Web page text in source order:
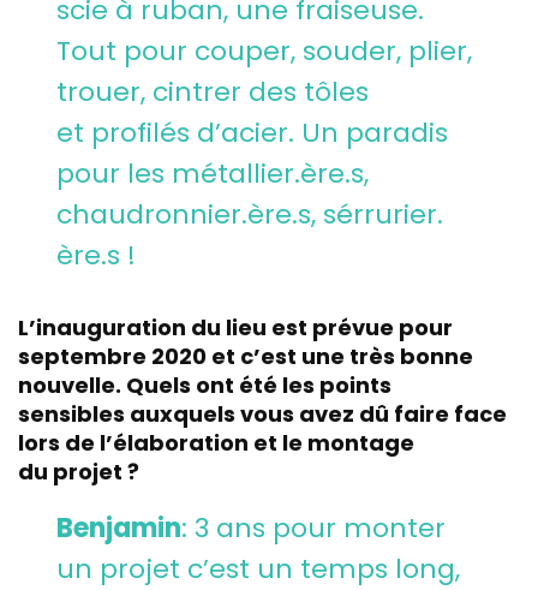
scie à ruban, une fraiseuse.
Tout pour couper, souder, plier,
trouer, cintrer des tôles
et profilés d’acier. Un paradis
pour les métallier.ère.s,
chaudronnier.ère.s, sérrurier.
ère.s !
L’inauguration du lieu est prévue pour
septembre 2020 et c’est une très bonne
nouvelle. Quels ont été les points
sensibles auxquels vous avez dû faire face
lors de l’élaboration et le montage
du projet ?
Benjamin: 3 ans pour monter
un projet c’est un temps long,